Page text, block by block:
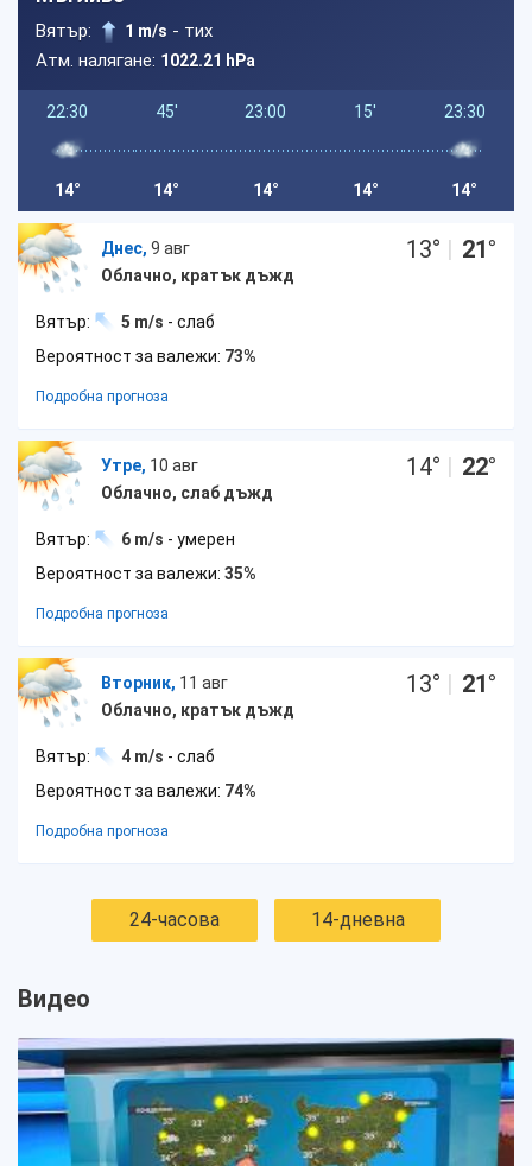
Вятър: 1 m/s - тих
Атм. налягане: 1022.21 hPa
22:30
14°
45'
14°
23:00
14°
15'
14°
23:30
14°
Днес, 9 авг
Облачно, кратък дъжд
13° | 21°
Вятър: 5 m/s - слаб
Вероятност за валежи: 73%
Подробна прогноза
Утре, 10 авг
Облачно, слаб дъжд
14° | 22°
Вятър: 6 m/s - умерен
Вероятност за валежи: 35%
Подробна прогноза
Вторник, 11 авг
Облачно, кратък дъжд
13° | 21°
Вятър: 4 m/s - слаб
Вероятност за валежи: 74%
Подробна прогноза
24-часова 14-дневна
Видео